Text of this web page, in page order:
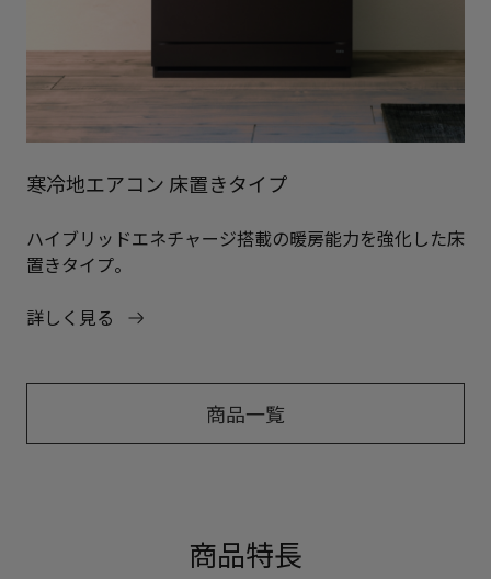
寒冷地エアコン 床置きタイプ
ハイブリッドエネチャージ搭載の暖房能力を強化した床
置きタイプ。
詳しく見る
商品一覧
商品特長